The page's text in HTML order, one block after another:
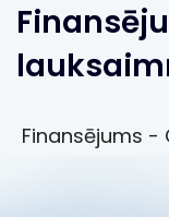
Finansējums -